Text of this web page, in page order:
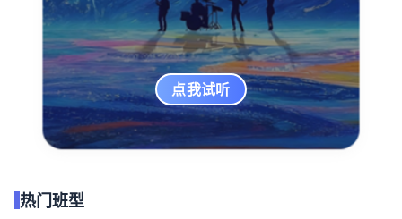
点我试听
热门班型